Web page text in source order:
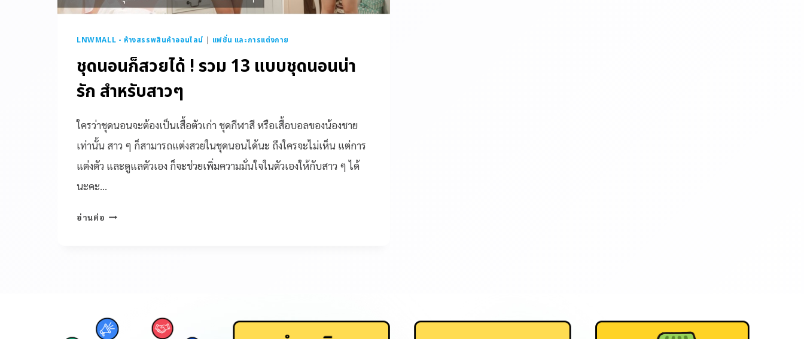
LNWMALL - ห้างสรรพสินค้าออนไลน์ | แฟชั่น และการแต่งกาย
ชุดนอนก็สวยได้ ! รวม 13 แบบชุดนอนน่า
รัก สำหรับสาวๆ
ใครว่าชุดนอนจะต้องเป็นเสื้อตัวเก่า ชุดกีฬาสี หรือเสื้อบอลของน้องชาย
เท่านั้น สาว ๆ ก็สามารถแต่งสวยในชุดนอนได้นะ ถึงใครจะไม่เห็น แต่การ
แต่งตัว และดูแลตัวเอง ก็จะช่วยเพิ่มความมั่นใจในตัวเองให้กับสาว ๆ ได้
นะคะ…
อ่านต่อ